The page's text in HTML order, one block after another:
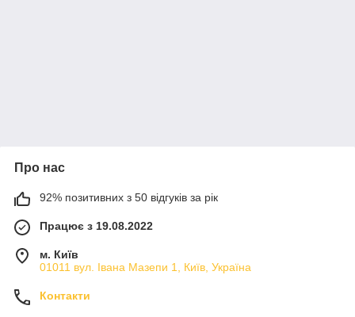
Про нас
92% позитивних з 50 відгуків за рік
Працює з 19.08.2022
м. Київ
01011 вул. Івана Мазепи 1, Київ, Україна
Контакти